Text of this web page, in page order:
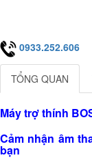
0933.252.606
TỔNG QUAN
Máy trợ thính
Cảm nhận âm
bạn